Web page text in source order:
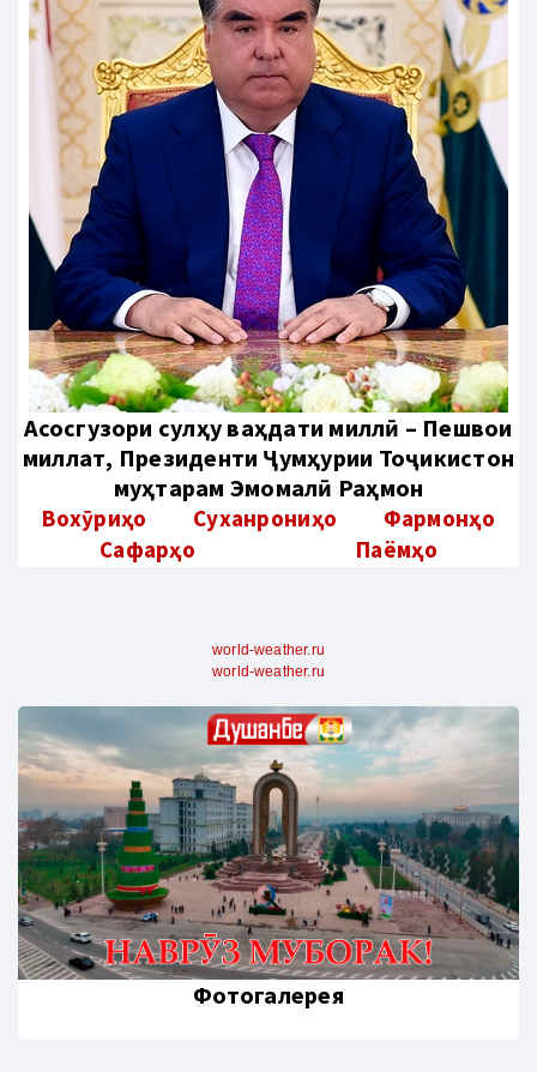
Aсосгузори сулҳу ваҳдати миллӣ – Пешвои
миллат, Президенти Ҷумҳурии Тоҷикистон
муҳтарам Эмомалӣ Раҳмон
Вохӯриҳо Суханрониҳо
Фармонҳо
Сафарҳо
Паёмҳо
world-weather.ru
world-weather.ru
Фотогалерея